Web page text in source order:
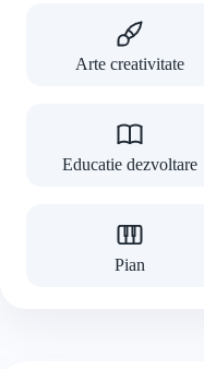
Arte creativitate
Educatie dezvoltare
Pian